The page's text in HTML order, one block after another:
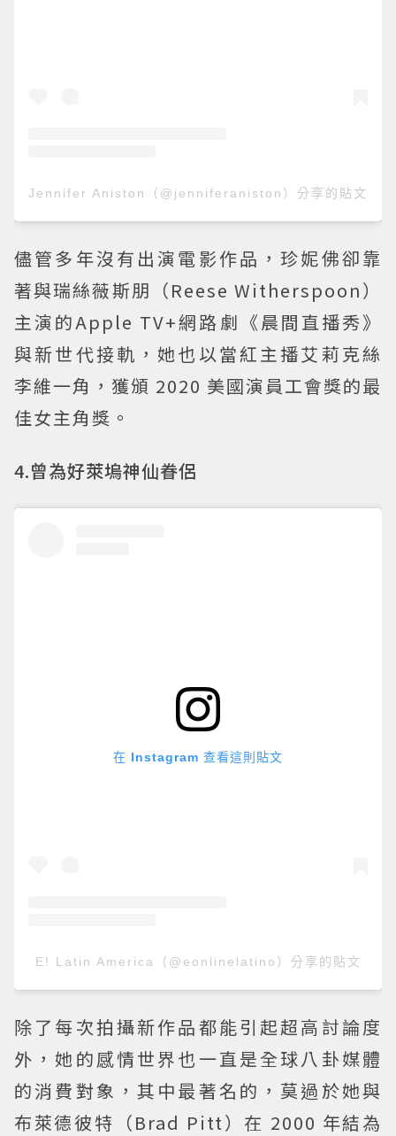
Jennifer Aniston（@jenniferaniston）分享的貼文
儘管多年沒有出演電影作品，珍妮佛卻靠
著與瑞絲薇斯朋（Reese Witherspoon）
主演的Apple TV+網路劇《晨間直播秀》
與新世代接軌，她也以當紅主播艾莉克絲
李維一角，獲頒 2020 美國演員工會獎的最
佳女主角獎。
4.曾為好萊塢神仙眷侶
在 Instagram 查看這則貼文
E! Latin America（@eonlinelatino）分享的貼文
除了每次拍攝新作品都能引起超高討論度
外，她的感情世界也一直是全球八卦媒體
的消費對象，其中最著名的，莫過於她與
布萊德彼特（Brad Pitt）在 2000 年結為